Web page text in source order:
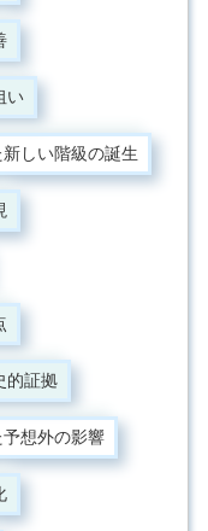
い
しい階級の誕生
的証拠
想外の影響